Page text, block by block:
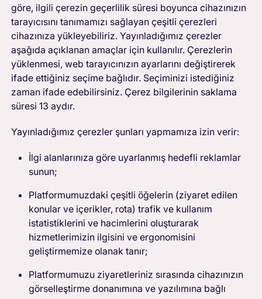
göre, ilgili çerezin geçerlilik süresi boyunca cihazınızın
tarayıcısını tanımamızı sağlayan çeşitli çerezleri
cihazınıza yükleyebiliriz. Yayınladığımız çerezler
aşağıda açıklanan amaçlar için kullanılır. Çerezlerin
yüklenmesi, web tarayıcınızın ayarlarını değiştirerek
ifade ettiğiniz seçime bağlıdır. Seçiminizi istediğiniz
zaman ifade edebilirsiniz. Çerez bilgilerinin saklama
süresi 13 aydır.
Yayınladığımız çerezler şunları yapmamıza izin verir:
İlgi alanlarınıza göre uyarlanmış hedefli reklamlar
sunun;
Platformumuzdaki çeşitli öğelerin (ziyaret edilen
konular ve içerikler, rota) trafik ve kullanım
istatistiklerini ve hacimlerini oluşturarak
hizmetlerimizin ilgisini ve ergonomisini
geliştirmemize olanak tanır;
Platformumuzu ziyaretleriniz sırasında cihazınızın
görselleştirme donanımına ve yazılımına bağlı